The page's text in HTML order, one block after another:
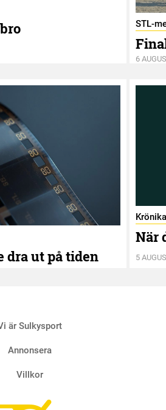
STL-
6
dra ut på tiden
Krönika
När
5
är Sulkysport
Annonsera
Villkor